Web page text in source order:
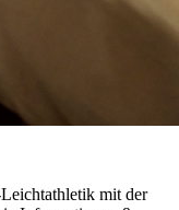
mit der